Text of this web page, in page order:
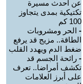
عن أحدث مسيرة
تكتيكية بمدى يتجاوز
100 كم
- الحر ومشروبات
الطاقة.. مزيج قد يرفع
ضغط الدم ويهدد القلب
- رائحة الجسم قد
تكشف أمراضا.. تعرف
على أبرز العلامات